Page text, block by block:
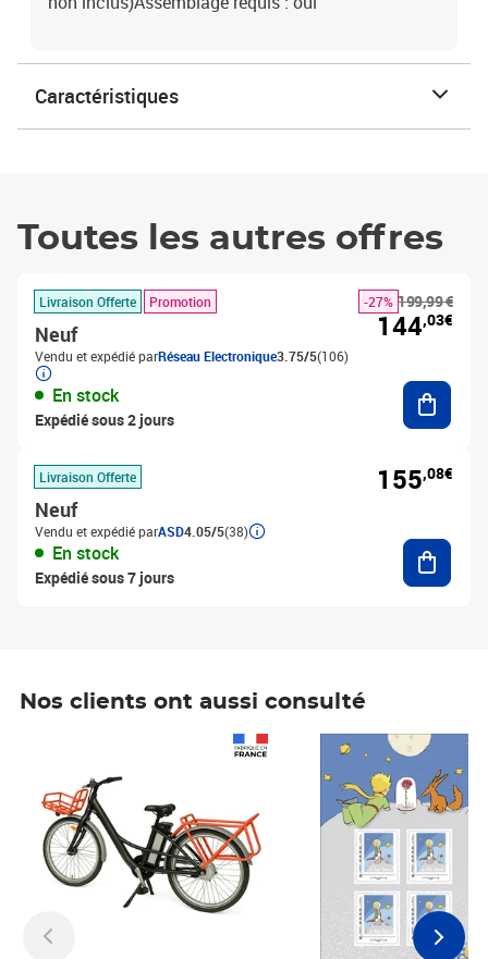
Caractéristiques
Toutes les autres offres
Livraison Offerte Promotion
Neuf
Vendu et expédié parRéseau Electronique3.75/5(106)
En stock
Expédié sous 2 jours
199,99 €
-27%
144,03€
Livraison Offerte
Neuf
Vendu et expédié parASD4.05/5(38)
En stock
Expédié sous 7 jours
155,08€
Nos clients ont aussi consulté
Prix 7,50€